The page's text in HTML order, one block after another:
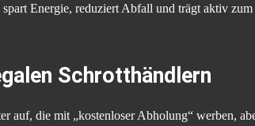
Energie, reduziert Abfall und trägt aktiv
Schrotthändlern
auf, die mit „kostenloser Abholung“ werben,